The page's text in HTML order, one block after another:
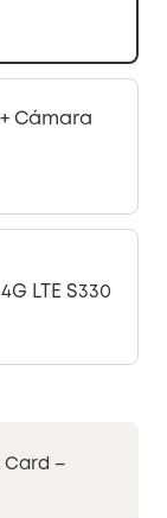
Cámara
LTE S330
Card –